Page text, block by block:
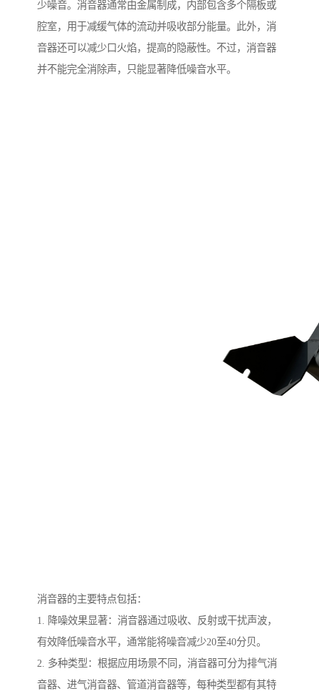
少噪音。消音器通常由金属制成，内部包含多个隔板或
腔室，用于减缓气体的流动并吸收部分能量。此外，消
音器还可以减少口火焰，提高的隐蔽性。不过，消音器
并不能完全消除声，只能显著降低噪音水平。
消音器的主要特点包括：
1. 降噪效果显著：消音器通过吸收、反射或干扰声波，
有效降低噪音水平，通常能将噪音减少20至40分贝。
2. 多种类型：根据应用场景不同，消音器可分为排气消
音器、进气消音器、管道消音器等，每种类型都有其特